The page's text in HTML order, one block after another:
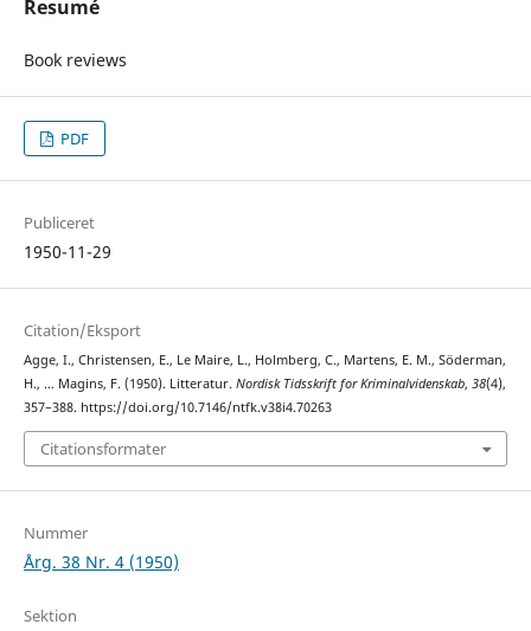
Resumé
Book reviews
PDF
Publiceret
1950-11-29
Citation/Eksport
Agge, I., Christensen, E., Le Maire, L., Holmberg, C., Martens, E. M., Söderman,
H., … Magins, F. (1950). Litteratur. Nordisk Tidsskrift for Kriminalvidenskab, 38(4),
357–388. https://doi.org/10.7146/ntfk.v38i4.70263
Citationsformater
Nummer
Årg. 38 Nr. 4 (1950)
Sektion